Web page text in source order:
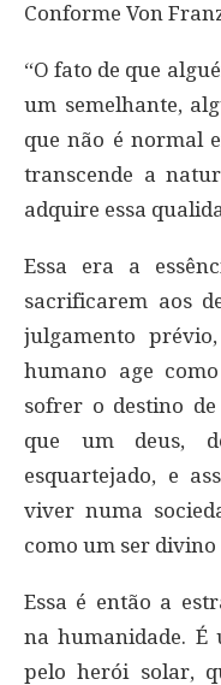
Conforme Von
“O fato de que
um semelhante,
que não é normal
transcende a
adquire essa
Essa era a
sacrificarem aos
julgamento
humano age
sofrer o destino
que um deus,
esquartejado, e
viver numa
como um ser
Essa é então a
na humanidade. É
pelo herói solar,